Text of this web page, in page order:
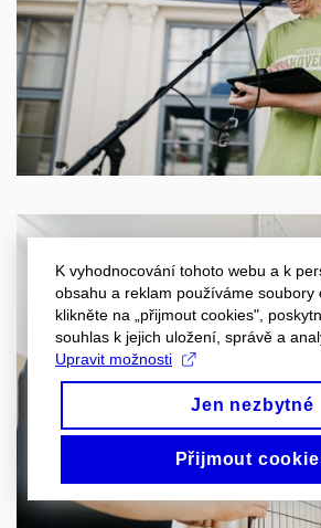
K vyhodnocování tohoto webu a k
obsahu a reklam používáme soubory
klikněte na „přijmout cookies",
souhlas k jejich uložení, správě a
Upravit možnosti
Jen nezbytné
Přijmout